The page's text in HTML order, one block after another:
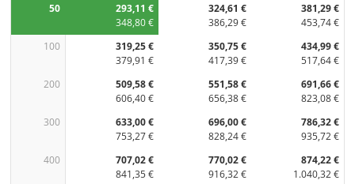
50
293,11 €
348,80 €
324,61 €
386,29 €
381,29 €
453,74 €
100
319,25 €
379,91 €
350,75 €
417,39 €
434,99 €
517,64 €
200
509,58 €
606,40 €
551,58 €
656,38 €
691,66 €
823,08 €
300
633,00 €
753,27 €
696,00 €
828,24 €
786,32 €
935,72 €
400
707,02 €
841,35 €
770,02 €
916,32 €
874,22 €
1.040,32 €